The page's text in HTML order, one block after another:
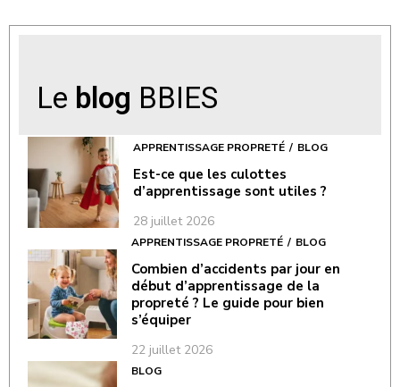
Le blog BBIES
APPRENTISSAGE PROPRETÉ BLOG
Est-ce que les culottes
d’apprentissage sont utiles ?
28 juillet 2026
APPRENTISSAGE PROPRETÉ BLOG
Combien d’accidents par jour en
début d’apprentissage de la
propreté ? Le guide pour bien
s’équiper
22 juillet 2026
BLOG